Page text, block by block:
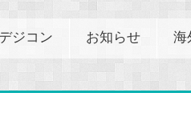
デジコン お知らせ 海